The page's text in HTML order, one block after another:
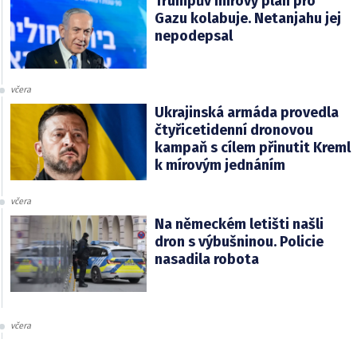
Gazu kolabuje. Netanjahu jej
nepodepsal
včera
Ukrajinská armáda provedla
čtyřicetidenní dronovou
kampaň s cílem přinutit Kreml
k mírovým jednáním
včera
Na německém letišti našli
dron s výbušninou. Policie
nasadila robota
včera